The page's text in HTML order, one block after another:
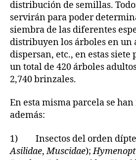
distribución de semillas.
servirán para poder
siembra de las diferentes
distribuyen los árboles en un
dispersan, etc., en estas siete
un total de 420 árboles
2,740 brinzales.
En esta misma parcela se
además:
1) Insectos del orden
Asilidae,Muscidae);